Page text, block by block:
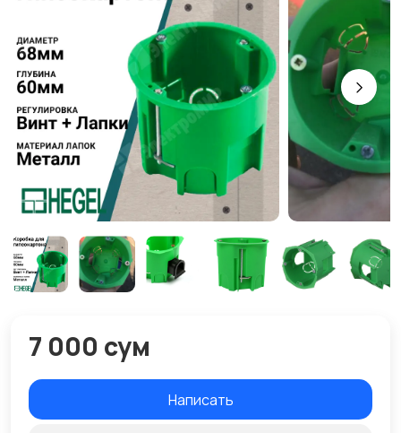
7 000 сум
Написать